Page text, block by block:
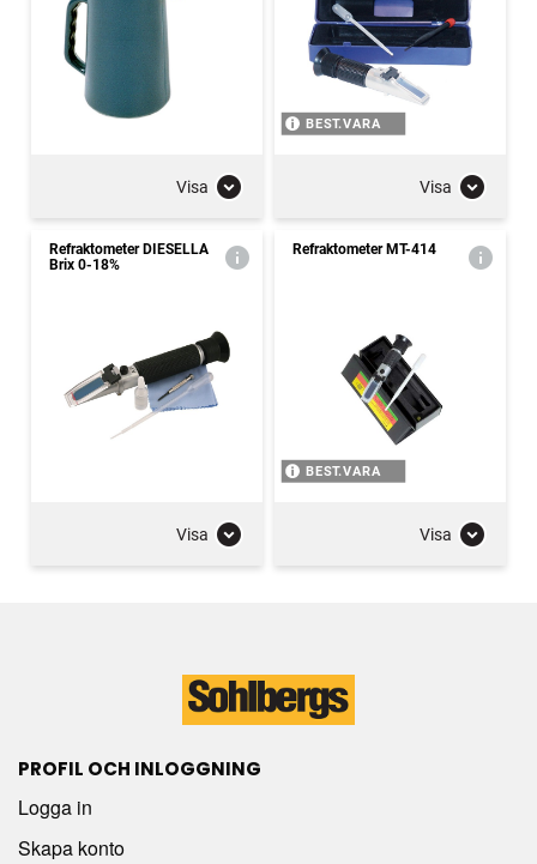
Visa
BEST.VARA
Visa
Refraktometer DIESELLA
Brix 0-18%
Visa
Refraktometer MT-414
BEST.VARA
Visa
PROFIL OCH INLOGGNING
Logga in
Skapa konto